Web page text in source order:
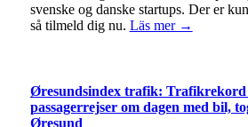
svenske og danske startups. Der er
så tilmeld dig nu. Läs mer →
Øresundsindex trafik: Trafikrekord
passagerrejser om dagen med bil,
Øresund